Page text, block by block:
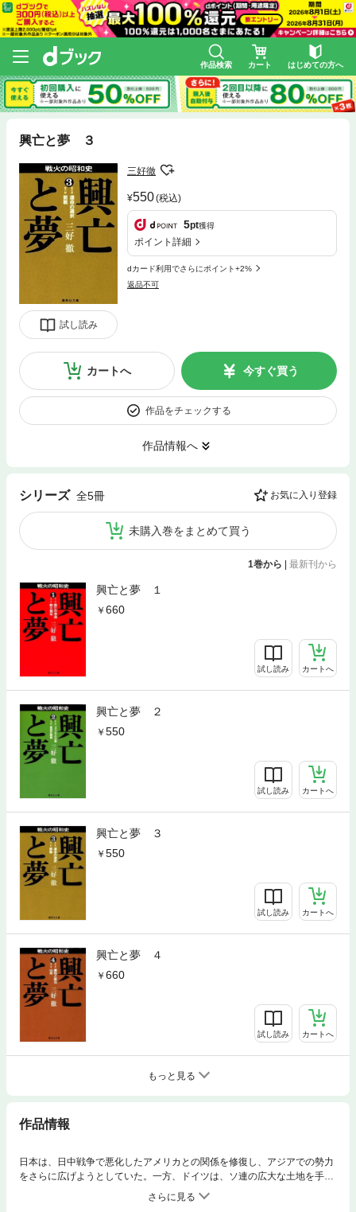
作品検索 カート はじめての方へ
興亡と夢 ３
試し読み
三好徹
550(税込)
5pt獲得
ポイント詳細
dカード利用でさらにポイント+2%
返品不可
カートへ 今すぐ買う
作品をチェックする
作品情報へ
シリーズ 全5冊 お気に入り登録
未購入巻をまとめて買う
1巻から | 最新刊から
興亡と夢 １
660
試し読み カートへ
興亡と夢 ２
550
試し読み カートへ
興亡と夢 ３
550
試し読み カートへ
興亡と夢 ４
660
試し読み カートへ
もっと見る
作品情報
日本は、日中戦争で悪化したアメリカとの関係を修復し、アジアでの勢力
をさらに広げようとしていた。一方、ドイツは、ソ連の広大な土地を手に
入れるため、独ソ戦をもくろんでいた。それぞれの思惑から、日独両国は
軍事同盟を結ぶが、その結果、日米関係はさらに悪化し、ついに太平洋戦